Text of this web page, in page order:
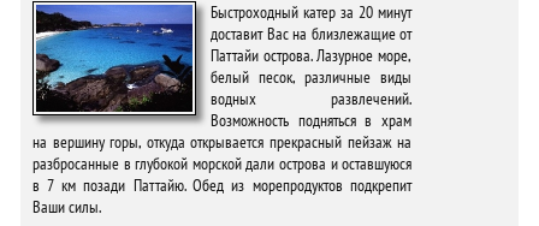
Быстроходный катер за 20 минут
доставит Вас на близлежащие от
Паттайи острова. Лазурное море,
белый песок, различные виды
водных развлечений.
Возможность подняться в храм
на вершину горы, откуда открывается прекрасный пейзаж на
разбросанные в глубокой морской дали острова и оставшуюся
в 7 км позади Паттайю. Обед из морепродуктов подкрепит
Ваши силы.